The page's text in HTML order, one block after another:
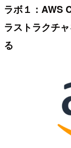
ラボ１：AWS
ラストラクチ
る